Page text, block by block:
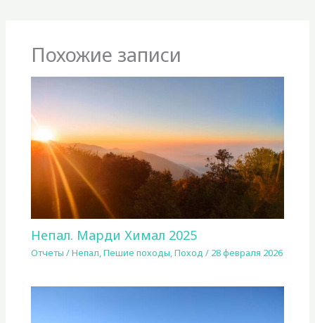
Похожие записи
Непал. Марди Химал 2025
Отчеты /Непал,Пешие походы,Поход / 28 февраля 2026